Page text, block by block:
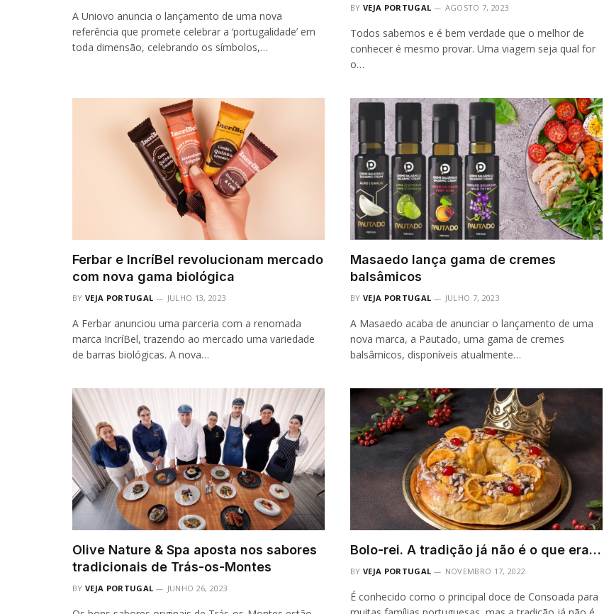
A Uniovo anuncia o lançamento de uma nova
referência que promete celebrar a ‘portugalidade’ em
toda dimensão, celebrando os símbolos,…
BY VEJA PORTUGAL AGOSTO 7, 2023
Todos sabemos e é bem verdade que o melhor de
conhecer é mesmo provar. Uma viagem seja qual for
o…
Ferbar e IncríBel revolucionam mercado
com nova gama biológica
BY VEJA PORTUGAL JULHO 13, 2023
A Ferbar anunciou uma parceria com a renomada
marca IncríBel, trazendo ao mercado uma variedade
de barras biológicas. A nova…
Masaedo lança gama de cremes
balsâmicos
BY VEJA PORTUGAL JULHO 7, 2023
A Masaedo acaba de anunciar o lançamento de uma
nova marca, a Pautado, uma gama de cremes
balsâmicos, disponíveis atualmente…
Olive Nature & Spa aposta nos sabores
tradicionais de Trás-os-Montes
BY VEJA PORTUGAL JUNHO 26, 2023
Bolo-rei. A tradição já não é o que era…
BY VEJA PORTUGAL NOVEMBRO 17, 2022
É conhecido como o principal doce de Consoada para